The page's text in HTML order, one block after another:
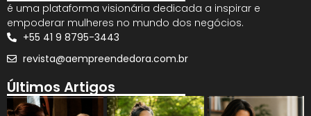
é uma plataforma visionária dedicada a inspirar e
empoderar mulheres no mundo dos negócios.
+55 41 9 8795-3443
revista@aempreendedora.com.br
Últimos Artigos